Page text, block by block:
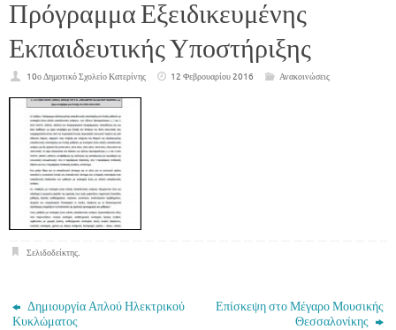
Πρόγραμμα Εξειδικευμένης
Εκπαιδευτικής Υποστήριξης
10ο Δημοτικό Σχολείο Κατερίνης 12 Φεβρουαρίου 2016 Ανακοινώσεις
Σελιδοδείκτης.
Δημιουργία Απλού Ηλεκτρικού
Κυκλώματος
Επίσκεψη στο Μέγαρο Μουσικής
Θεσσαλονίκης